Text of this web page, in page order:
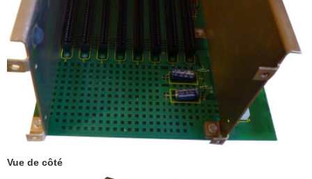
Vue de côté